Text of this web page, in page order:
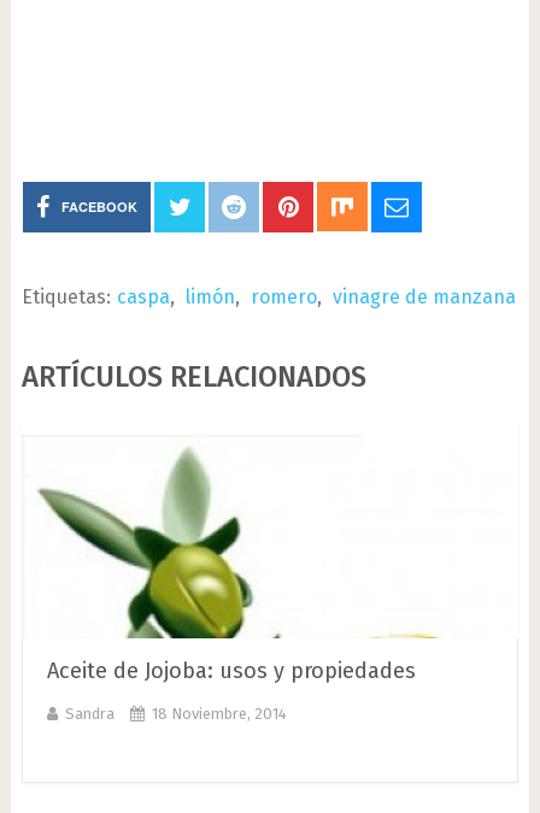
FACEBOOK
Etiquetas: caspa, limón, romero, vinagre de manzana
ARTÍCULOS RELACIONADOS
Aceite de Jojoba: usos y propiedades
Sandra 18 Noviembre, 2014